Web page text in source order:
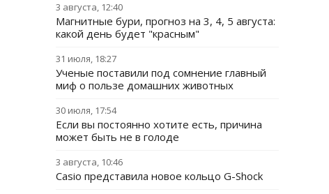
3 августа, 12:40
Магнитные бури, прогноз на 3, 4, 5 августа:
какой день будет "красным"
31 июля, 18:27
Ученые поставили под сомнение главный
миф о пользе домашних животных
30 июля, 17:54
Если вы постоянно хотите есть, причина
может быть не в голоде
3 августа, 10:46
Casio представила новое кольцо G-Shock